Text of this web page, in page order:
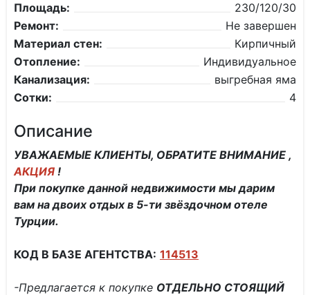
Площадь:
230/120/30
Ремонт:
Не завершен
Материал стен:
Кирпичный
Отопление:
Индивидуальное
Канализация:
выгребная яма
Сотки:
4
Описание
УВАЖАЕМЫЕ КЛИЕНТЫ, ОБРАТИТЕ ВНИМАНИЕ ,
АКЦИЯ !
При покупке данной недвижимости мы дарим
вам на двоих отдых в 5-ти звёздочном отеле
Турции.
КОД В БАЗЕ АГЕНТСТВА: 114513
-Предлагается к покупке ОТДЕЛЬНО СТОЯЩИЙ